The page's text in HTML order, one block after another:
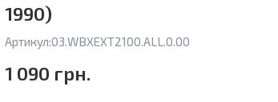
1990)
Артикул:03.WBXEXT2100.ALL.0.00
1 090 грн.